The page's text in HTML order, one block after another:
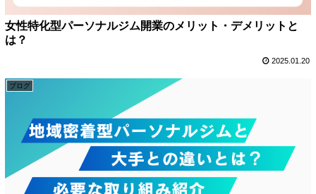
女性特化型パーソナルジム開業のメリット・デメリットと
は？
2025.01.20
ブログ